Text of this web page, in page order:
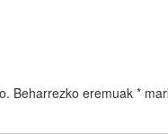
Beharrezko eremuak *